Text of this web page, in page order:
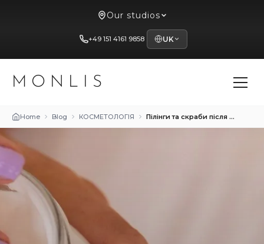
Our studios
+49 151 4161 9858 UK
MONLIS
Home Blog КОСМЕТОЛОГІЯ Пілінги та скраби після шугарингу – коли можна повертати в догляд